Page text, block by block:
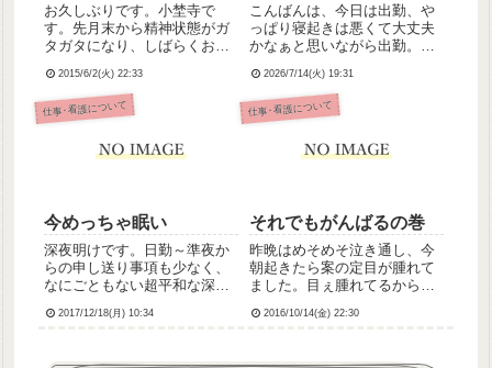
お久しぶりです。小埜寺で
す。先月末から精神状態がガ
タガタになり、しばらくお休
仕事はなんとか本日より復
帰。昨晩から今朝までずーっ
とうつうつめそめそしていた
日も仕事ができる精神状態じ
2015/6/2(火) 22:33
こんばんは、今日は出勤、や
っぱり寝起きは悪くて大丈夫
かなぁと思いながら出勤。緊
今日も早退かも……と諦めか
けたところ、昨日就労支援員
さんからリーダーさん、管理
いで「無理しないでね」「苦
2026/7/14(火) 19:31
仕事･看護について
今めっちゃ眠い
深夜明けです。日勤～準夜か
らの申し送り事項も少なく、
なにごともない超平和な深夜
されました……！✨採血も2
2017/12/18(月) 10:34
仕事･看護について
それでもがんばるの巻
昨晩はめそめそ泣き通し、今
朝起きたら案の定目が腫れて
ました。目ぇ腫れてるからい
で出勤。今日はサブリーダー
2016/10/14(金) 22:30